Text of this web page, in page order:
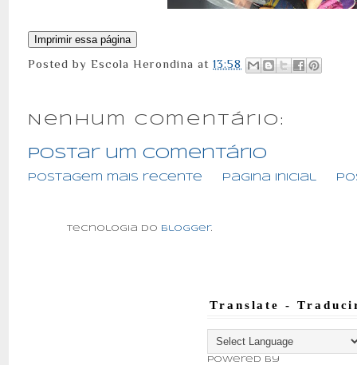
Posted byEscola Herondina at13:58
Nenhum comentário:
Postar um comentário
Postagem mais recente Página inicial
Tecnologia do Blogger.
Translate -
Powered by